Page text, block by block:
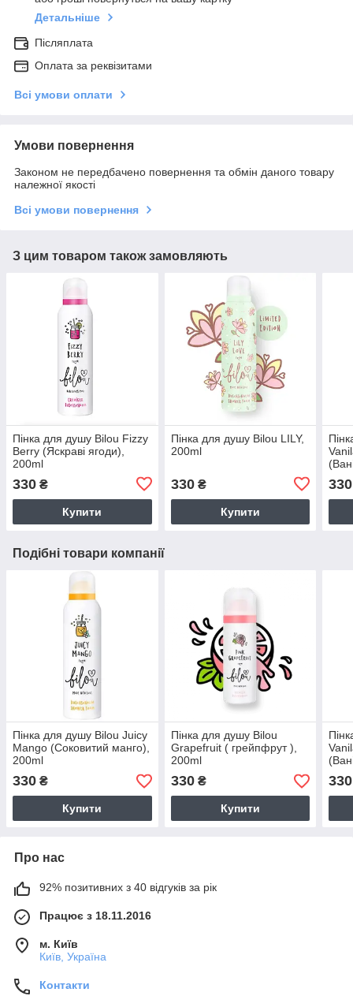
Детальніше
Післяплата
Оплата за реквізитами
Всі умови оплати
Умови повернення
Законом не передбачено повернення та обмін даного товару
належної якості
Всі умови повернення
З цим товаром також замовляють
Пінка для душу Bilou Fizzy
Berry (Яскраві ягоди),
200ml
330 ₴
Купити
Пінка для душу Bilou LILY,
200ml
330₴
Купити
330
Подібні товари компанії
Пінка для душу Bilou Juicy
Mango (Соковитий манго),
200ml
330 ₴
Купити
Пінка для душу Bilou
Grapefruit ( грейпфрут ),
200ml
330₴
Купити
330
Про нас
92% позитивних з 40 відгуків за рік
Працює з 18.11.2016
м. Київ
Київ, Україна
Контакти